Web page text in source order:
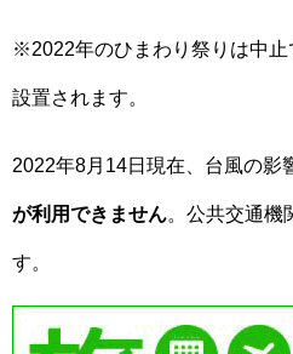
※2022年のひまわり祭りは中
設置されます。
2022年8月14日現在、台風の影
が利用できません 。公共交通
す。